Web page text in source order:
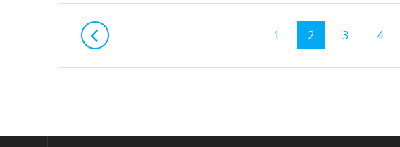
Příspěvek
navigace
Stránka
1 Stránka
2 Stránka
3 4